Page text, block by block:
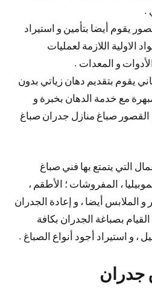
.
يقوم أيضا بتأمين و استيراد
الاولية اللازمة لعمليات
و المعدات .
يقوم بتقديم دهان زياتي بدون
مع خدمة الدهان بخبرة و
القصور صباغ منازل جدران صباغ
التي يتمتع بها فني صباغ
، المفروشات ؛ الأطقم ،
و الملابس أيضا ، و إعادة الجدران
بصباغة الجدران بكافة
، و استيراد أجود أنواع الصباغ .
جدران